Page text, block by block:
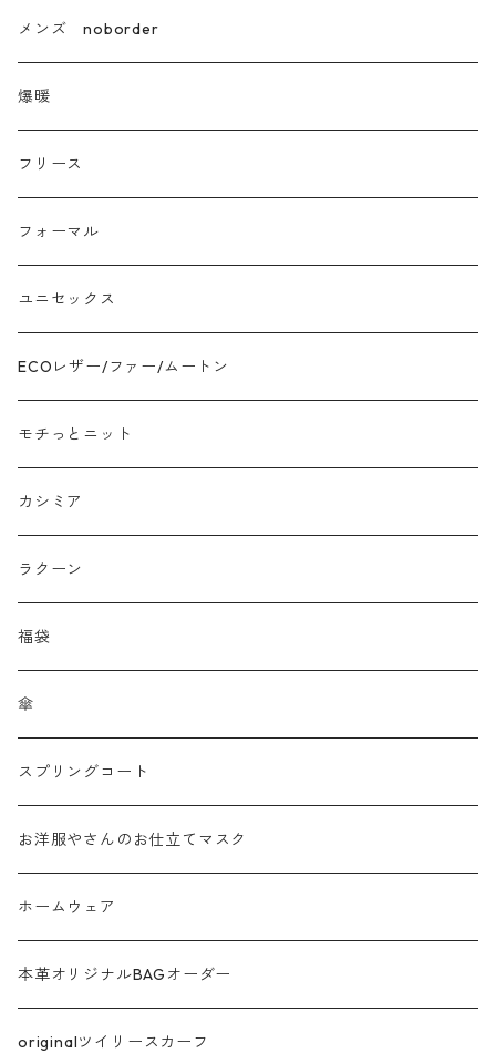
カシミア
ラクーン フェレット フォックス
モヘア
モチッとニット
ツイード
ジャガード
接触冷感
プリント柄物
刺繍レース
メッシュ
チュール
フリンジ フェザー
シャギー
ラメ
サテン
綿ローン
メンズ noborder
爆暖
フリース
フォーマル
ユニセックス
ECOレザー/ファー/ムートン
モチっとニット
カシミア
ラクーン
福袋
傘
スプリングコート
お洋服やさんのお仕立てマスク
ホームウェア
本革オリジナルBAGオーダー
originalツイリースカーフ